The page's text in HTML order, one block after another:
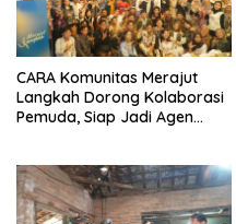
CARA Komunitas Merajut
Langkah Dorong Kolaborasi
Pemuda, Siap Jadi Agen